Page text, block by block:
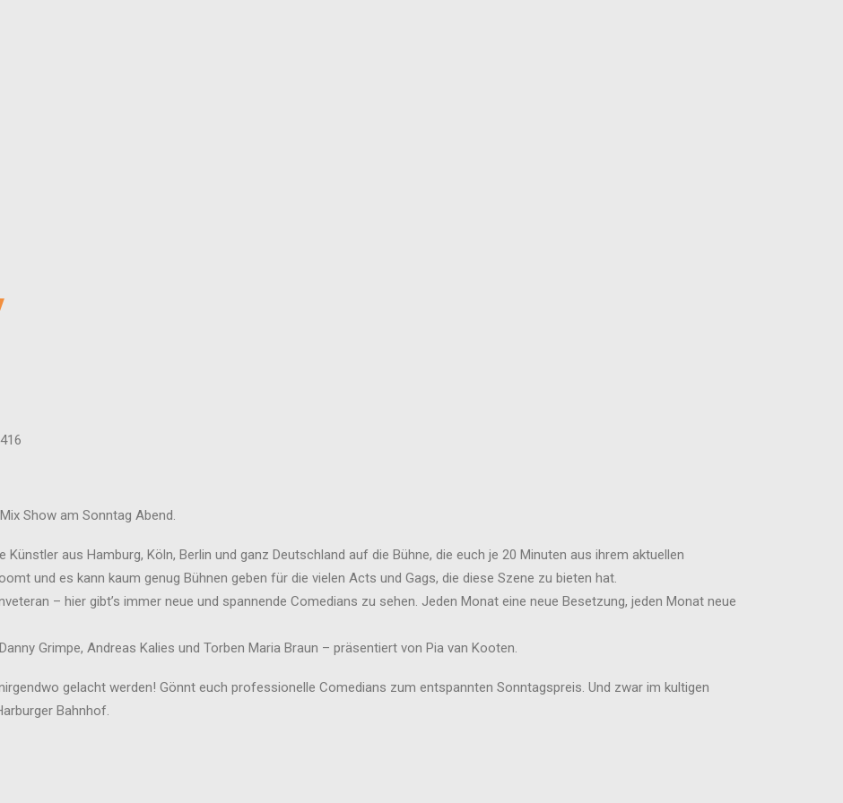
Show am Sonntag Abend.
aus Hamburg, Köln, Berlin und ganz Deutschland auf die Bühne, die euch je 20 Minuten aus ihrem aktuellen
und es kann kaum genug Bühnen geben für die vielen Acts und Gags, die diese Szene zu bieten hat.
– hier gibt’s immer neue und spannende Comedians zu sehen. Jeden Monat eine neue Besetzung, jeden Monat neue
Grimpe, Andreas Kalies und Torben Maria Braun – präsentiert von Pia van Kooten.
gelacht werden! Gönnt euch professionelle Comedians zum entspannten Sonntagspreis. Und zwar im kultigen
Bahnhof.